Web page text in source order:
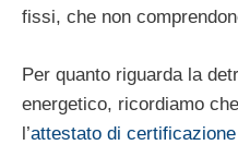
fissi, che non
Per quanto riguarda la
energetico, ricordiamo
l’attestato di